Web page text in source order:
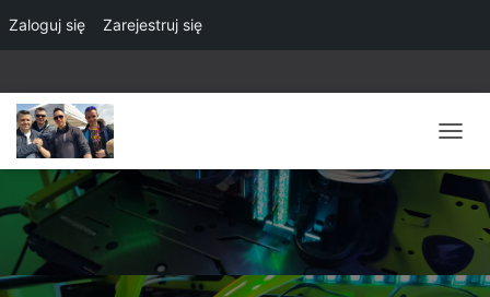
Zaloguj się Zarejestruj się
R
E
Ą
C
Z